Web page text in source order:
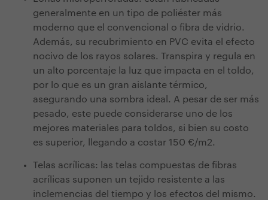
generalmente en un tipo de poliéster más
moderno que el convencional o fibra de vidrio.
Además, su recubrimiento en PVC evita el efecto
nocivo de los rayos solares. Transpira y regula en
un alto porcentaje la luz que impacta en el toldo,
por lo que es un gran aislante térmico,
asegurando una sombra ideal. A pesar de ser más
pesado, este puede considerarse uno de los
mejores materiales para toldos, si bien su costo
es superior, llegando a costar 150 €/m2.
Telas acrílicas: las telas compuestas de fibras
acrílicas suponen un tejido resistente a las
inclemencias del tiempo y los efectos del mismo.